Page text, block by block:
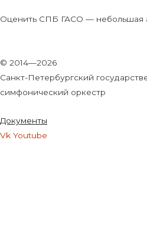
Оценить СПБ ГАСО — небольшая
© 2014—2026
Санкт-Петербургский
симфонический оркестр
Документы
Vk Youtube